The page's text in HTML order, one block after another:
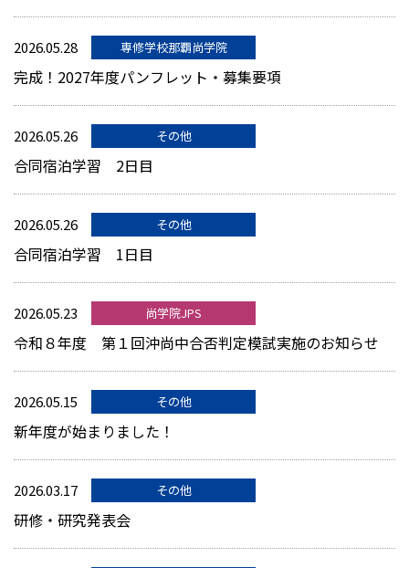
2026.05.28 専修学校那覇尚学院
完成！2027年度パンフレット・募集要項
2026.05.26 その他
合同宿泊学習 2日目
2026.05.26 その他
合同宿泊学習 1日目
2026.05.23 尚学院JPS
令和８年度 第１回沖尚中合否判定模試実施のお知らせ
2026.05.15 その他
新年度が始まりました！
2026.03.17 その他
研修・研究発表会